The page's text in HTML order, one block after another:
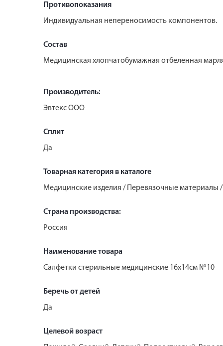
Противопоказания
Индивидуальная непереносимость компонентов.
Состав
Медицинская хлопчатобумажная отбеленная
Производитель:
Эвтекс ООО
Сплит
Да
Товарная категория в каталоге
Медицинские изделия / Перевязочные материалы
Страна производства:
Россия
Наименование товара
Салфетки стерильные медицинские 16х14см №10
Беречь от детей
Да
Целевой возраст